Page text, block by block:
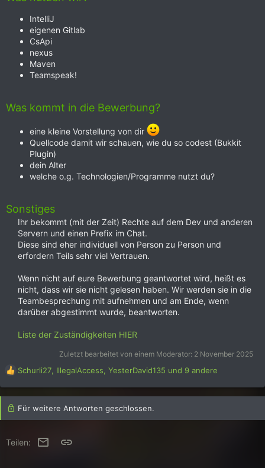
IntelliJ
eigenen Gitlab
CsApi
nexus
Maven
Teamspeak!
Was kommt in die Bewerbung?
eine kleine Vorstellung von dir
Quellcode damit wir schauen, wie du so codest (Bukkit
Plugin)
dein Alter
welche o.g. Technologien/Programme nutzt du?
Sonstiges
Ihr bekommt (mit der Zeit) Rechte auf dem Dev und anderen
Servern und einen Prefix im Chat.​
Diese sind eher individuell von Person zu Person und
erfordern Teils sehr viel Vertrauen.​
Wenn nicht auf eure Bewerbung geantwortet wird, heißt es
nicht, dass wir sie nicht gelesen haben. Wir werden sie in die
Teambesprechung mit aufnehmen und am Ende, wenn
darüber abgestimmt wurde, beantworten.​
Liste der Zuständigkeiten HIER
Zuletzt bearbeitet von einem Moderator: 2 November 2025
R
t
i
n
Schurli27 IllegalAccess YesterDavid135 und 9 andere
Für weitere Antworten geschlossen.
Teilen: E-Mail